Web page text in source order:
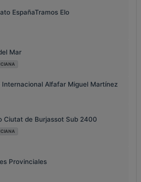
EspañaTramos Elo
Mar
Internacional Alfafar Miguel Martínez
Ciutat de Burjassot Sub 2400
Provinciales